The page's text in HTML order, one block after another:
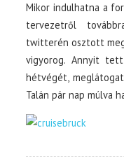
Mikor indulhatna a
tervezetről
twitterén osztott meg
vigyorog. Annyit
hétvégét,
Talán pár nap múlva